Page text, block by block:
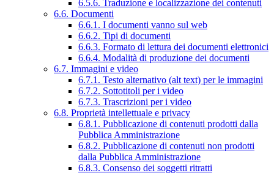
6.5.6. Traduzione e localizzazione dei contenuti
6.6. Documenti
6.6.1. I documenti vanno sul web
6.6.2. Tipi di documenti
6.6.3. Formato di lettura dei documenti elettronici
6.6.4. Modalità di produzione dei documenti
6.7. Immagini e video
6.7.1. Testo alternativo (alt text) per le immagini
6.7.2. Sottotitoli per i video
6.7.3. Trascrizioni per i video
6.8. Proprietà intellettuale e privacy
6.8.1. Pubblicazione di contenuti prodotti dalla
Pubblica Amministrazione
6.8.2. Pubblicazione di contenuti non prodotti
dalla Pubblica Amministrazione
6.8.3. Consenso dei soggetti ritratti